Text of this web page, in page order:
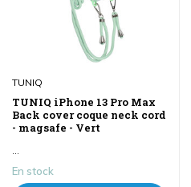
TUNIQ
TUNIQ iPhone 13 Pro Max
Back cover coque neck cord
- magsafe - Vert
En stock